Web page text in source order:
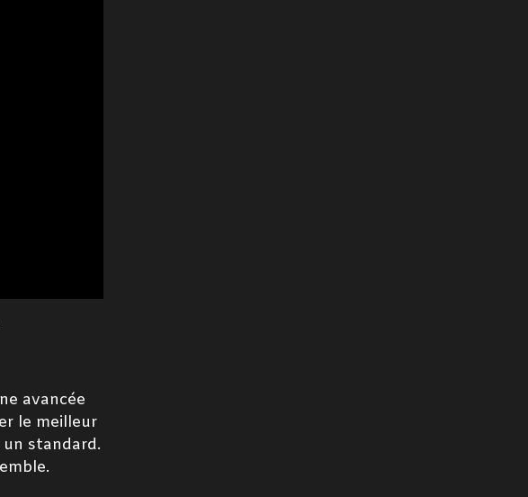
avancée
le meilleur
standard.